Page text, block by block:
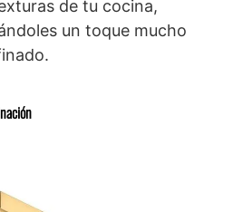
de tu cocina,
un toque mucho